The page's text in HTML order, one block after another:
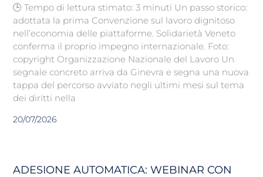
🕒 Tempo di lettura stimato: 3 minuti Un passo storico:
adottata la prima Convenzione sul lavoro dignitoso
nell’economia delle piattaforme. Solidarietà Veneto
conferma il proprio impegno internazionale. Foto:
copyright Organizzazione Nazionale del Lavoro Un
segnale concreto arriva da Ginevra e segna una nuova
tappa del percorso avviato negli ultimi mesi sul tema
dei diritti nella
20/07/2026
ADESIONE AUTOMATICA: WEBINAR CON